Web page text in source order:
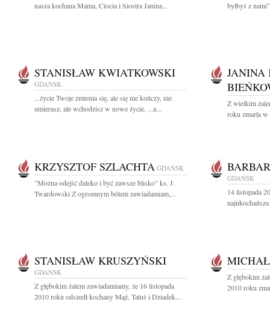
nasza kochana Mama, Ciocia i Siostra Janina...
byłbyś z
STANISŁAW KWIATKOWSKI
GDAŃSK
...życie Twoje zmienia się, ale się nie kończy, nie
umierasz, ale wchodzisz w nowe życie, ...a...
JANINA
Z wielkim
roku zmarła
KRZYSZTOF SZLACHTA GDAŃSK
"Można odejść daleko i być zawsze blisko" ks. J.
Twardowski Z ogromnym bólem zawiadamiam,...
GDAŃSK
14 listopada
STANISŁAW KRUSZYŃSKI
GDAŃSK
Z głębokim żalem zawiadamiamy, że 16 listopada
2010 roku odszedł kochany Mąż, Tatuś i Dziadek...
Z głębokim
2010 roku